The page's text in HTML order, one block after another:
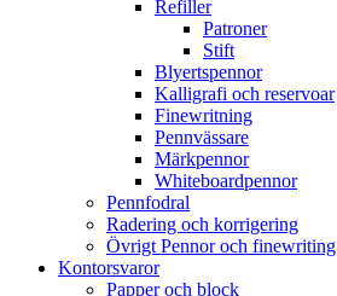
Refiller
Patroner
Stift
Blyertspennor
Kalligrafi och reservoar
Finewritning
Pennvässare
Märkpennor
Whiteboardpennor
Pennfodral
Radering och korrigering
Övrigt Pennor och finewriting
Kontorsvaror
Papper och block